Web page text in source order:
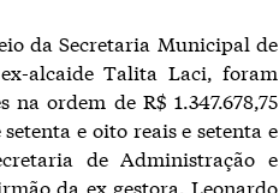
Secretaria Municipal de
alcaide Talita Laci, foram
ordem de R$ 1.347.678,75
e oito reais e setenta e
de Administração e
da ex gestora, Leonardo